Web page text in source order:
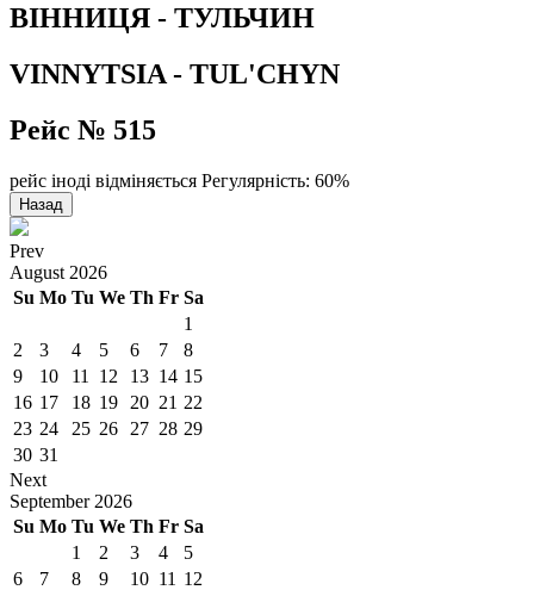
ВІННИЦЯ - ТУЛЬЧИН
VINNYTSIA - TUL'CHYN
Рейс № 515
рейс іноді відміняється Регулярність: 60%
Назад
Prev
August 2026
Su Mo Tu We Th Fr Sa
1
2
3 4 5 6 7
8
9
10 11 12 13 14 15
16 17 18 19 20 21 22
23 24 25 26 27 28 29
30 31
Next
September 2026
Su Mo Tu We Th Fr Sa
1
2 3 4
5
6
7 8 9 10 11 12